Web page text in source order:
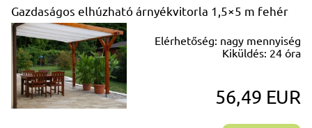
Gazdaságos elhúzható árnyékvitorla 1,5×5 m fehér
Elérhetőség: nagy mennyiség
Kiküldés: 24 óra
56,49 EUR